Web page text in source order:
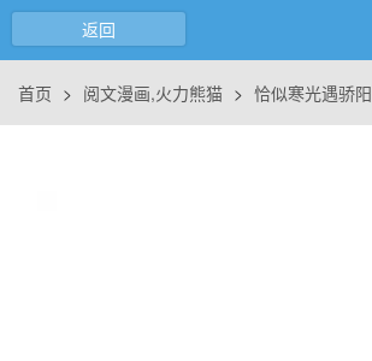
返回
首页 > 阅文漫画,火力熊猫 > 恰似寒光遇骄阳